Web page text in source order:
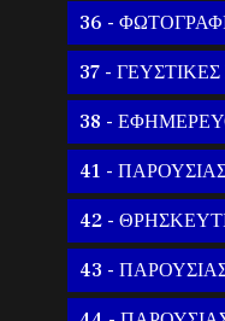
36 -
37 -
38 -
41 -
42 -
43 -